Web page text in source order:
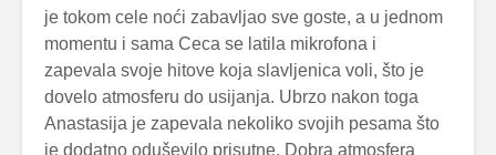
je tokom cele noći zabavljao sve goste, a u jednom
momentu i sama Ceca se latila mikrofona i
zapevala svoje hitove koja slavljenica voli, što je
dovelo atmosferu do usijanja. Ubrzo nakon toga
Anastasija je zapevala nekoliko svojih pesama što
je dodatno oduševilo prisutne. Dobra atmosfera